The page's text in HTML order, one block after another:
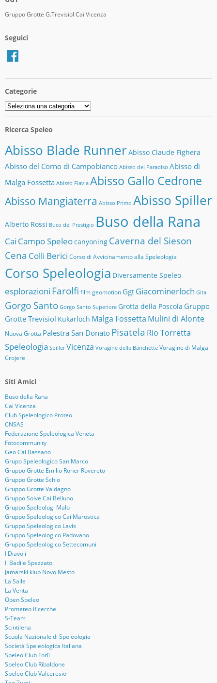
Gruppo Grotte G.Trevisiol Cai Vicenza
Seguici
Facebook
Categorie
Categorie
Ricerca Speleo
Abisso Blade RunnerAbisso Claude Fighera
Abisso del Corno di Campobianco Abisso del Paradiso Abisso di
Malga Fossetta Abisso Flavia Abisso Gallo Cedrone
Abisso Mangiaterra Abisso Primo Abisso Spiller
Alberto Rossi Buco del Prestigio Buso della Rana
Cai Campo Speleocanyoning Caverna del Sieson
Cena Colli Berici Corso di Avvicinamento alla Speleologia
Corso Speleologia Diversamente Speleo
esplorazioni Farolfi film geomotion Ggt Giacominerloch Gita
Gorgo Santo Gorgo Santo Superiore Grotta della Poscola Gruppo
Grotte Trevisiol Kukarloch Malga Fossetta Mulini di Alonte
Nuova Grotta Palestra San Donato Pisatela Rio Torretta
Speleologia Spiller Vicenza Voragine delle Banchette Voragine di Malga
Crojere
Siti Amici
Buso della Rana
Cai Vicenza
Club Speleologico Proteo
CNSAS
Federazione Speleologica Veneta
Fotocommunity
Geo Cai Bassano
Grupo Speleologico San Marco
Gruppo Grotte Emilio Roner Rovereto
Gruppo Grotte Schio
Gruppo Grotte Valdagno
Gruppo Solve Cai Belluno
Gruppo Speleologi Malo
Gruppo Speleologico Cai Marostica
Gruppo Speleologico Lavis
Gruppo Speleologico Padovano
Gruppo Speleologico Settecomuni
I Diavoli
Il Badile Spezzato
Jamarski klub Novo Mesto
La Salle
La Venta
Open Speleo
Prometeo Ricerche
S-Team
Scintilena
Scuola Nazionale di Speleologia
Società Speleologica Italiana
Speleo Club Forlì
Speleo Club Ribaldone
Speleo Club Valceresio